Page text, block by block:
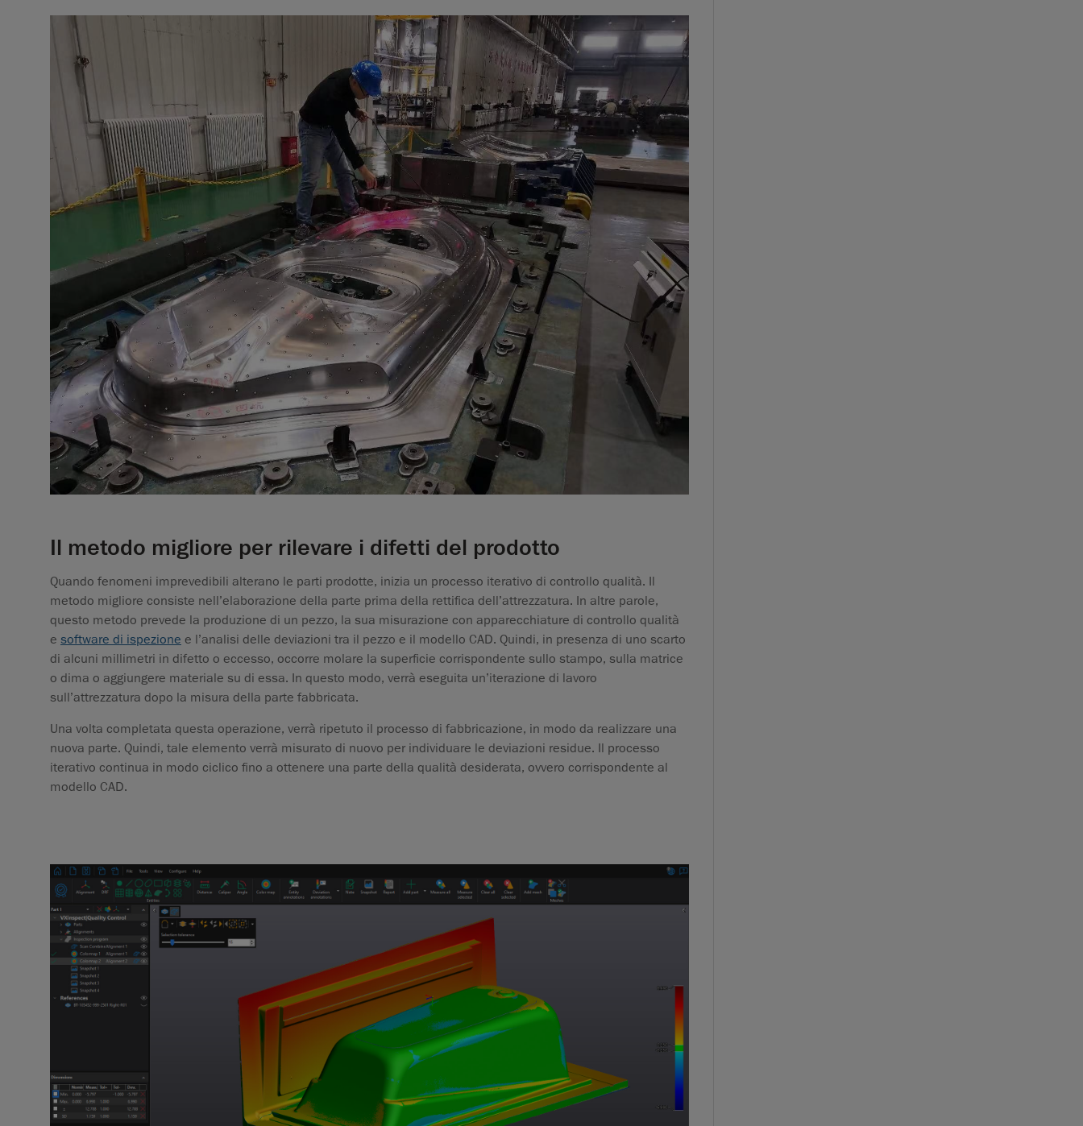
Il metodo migliore per rilevare i difetti del prodotto
Quando fenomeni imprevedibili alterano le parti prodotte, inizia un processo iterativo di controllo qualità. Il
metodo migliore consiste nell’elaborazione della parte prima della rettifica dell’attrezzatura. In altre parole,
questo metodo prevede la produzione di un pezzo, la sua misurazione con apparecchiature di controllo qualità
e software di ispezione e l’analisi delle deviazioni tra il pezzo e il modello CAD. Quindi, in presenza di uno scarto
di alcuni millimetri in difetto o eccesso, occorre molare la superficie corrispondente sullo stampo, sulla matrice
o dima o aggiungere materiale su di essa. In questo modo, verrà eseguita un’iterazione di lavoro
sull’attrezzatura dopo la misura della parte fabbricata.
Una volta completata questa operazione, verrà ripetuto il processo di fabbricazione, in modo da realizzare una
nuova parte. Quindi, tale elemento verrà misurato di nuovo per individuare le deviazioni residue. Il processo
iterativo continua in modo ciclico fino a ottenere una parte della qualità desiderata, ovvero corrispondente al
modello CAD.